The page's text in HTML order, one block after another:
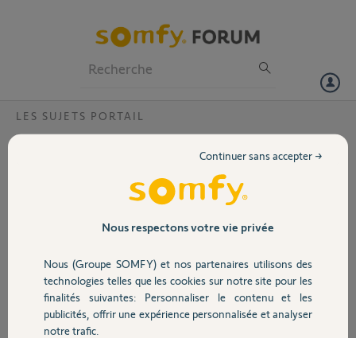
Volet
Sécurité
Domotique
LES SUJETS PORTAIL
problème cellule slidy moove300
Bonjour, mon portail fonctionne correctement mais des qu’il pleut
assez fort les cellules se mettent en défaut et je suis obligé de faire un
reset portail pour que cela re fonctionne à nouveau. je n’ai aucun
soucis lorsque le temps est sec
Jacknathanetnaomie R.
il y a plus de 7 ans
Participer au fil de discussion
Nous respectons votre vie privée
Nous (Groupe SOMFY) et nos partenaires utilisons des
technologies telles que les cookies sur notre site pour les
finalités suivantes: Personnaliser le contenu et les
publicités, offrir une expérience personnalisée et analyser
notre trafic.
Continuer sans accepter →